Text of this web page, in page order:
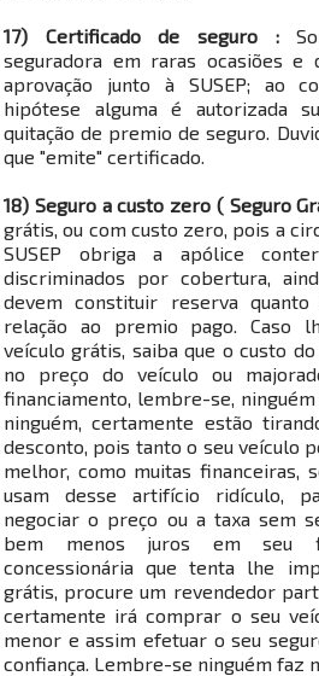
17) Certificado de seguro :
seguradora em raras ocasiões e
aprovação junto à SUSEP; ao
hipótese alguma é autorizada
quitação de premio de seguro.
que "emite" certificado.
18) Seguro a custo zero ( Seguro
grátis, ou com custo zero, pois a
SUSEP obriga a apólice
discriminados por cobertura,
devem constituir reserva
relação ao premio pago. Caso
veículo grátis, saiba que o custo
no preço do veículo ou
financiamento, lembre-se,
ninguém, certamente estão
desconto, pois tanto o seu veículo
melhor, como muitas financeiras,
usam desse artifício ridículo,
negociar o preço ou a taxa sem
bem menos juros em seu
concessionária que tenta lhe
grátis, procure um revendedor
certamente irá comprar o seu
menor e assim efetuar o seu
confiança. Lembre-se ninguém faz